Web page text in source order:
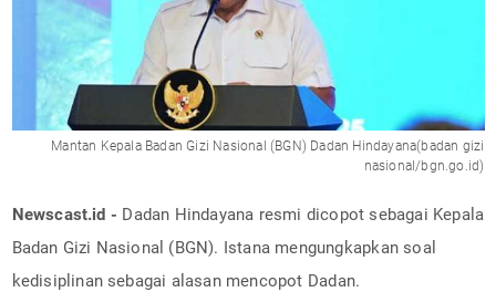
Mantan Kepala Badan Gizi Nasional (BGN) Dadan Hindayana(badan gizi
nasional/bgn.go.id)
Newscast.id - Dadan Hindayana resmi dicopot sebagai Kepala
Badan Gizi Nasional (BGN). Istana mengungkapkan soal
kedisiplinan sebagai alasan mencopot Dadan.